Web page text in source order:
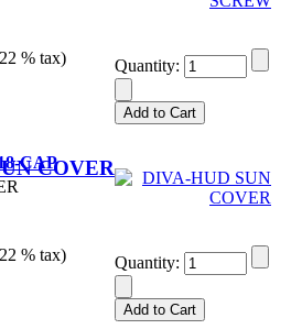
% tax) Quantity:
COVER
CAP
% tax) Quantity: